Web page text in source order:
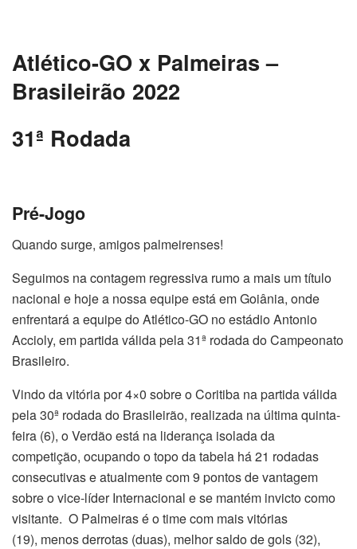
Atlético-GO x Palmeiras –
Brasileirão 2022
31ª Rodada
Pré-Jogo
Quando surge, amigos palmeirenses!
Seguimos na contagem regressiva rumo a mais um título
nacional e hoje a nossa equipe está em Goiânia, onde
enfrentará a equipe do Atlético-GO no estádio Antonio
Accioly, em partida válida pela 31ª rodada do Campeonato
Brasileiro.
Vindo da vitória por 4×0 sobre o Coritiba na partida válida
pela 30ª rodada do Brasileirão, realizada na última quinta-
feira (6), o Verdão está na liderança isolada da
competição, ocupando o topo da tabela há 21 rodadas
consecutivas e atualmente com 9 pontos de vantagem
sobre o vice-líder Internacional e se mantém invicto como
visitante. O Palmeiras é o time com mais vitórias
(19), menos derrotas (duas), melhor saldo de gols (32),